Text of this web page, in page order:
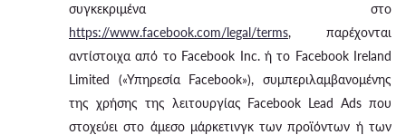
συγκεκριμένα στο
https://www.facebook.com/legal/terms, παρέχονται
αντίστοιχα από το Facebook Inc. ή το Facebook Ireland
Limited («Υπηρεσία Facebook»), συμπεριλαμβανομένης
της χρήσης της λειτουργίας Facebook Lead Ads που
στοχεύει στο άμεσο μάρκετινγκ των προϊόντων ή των